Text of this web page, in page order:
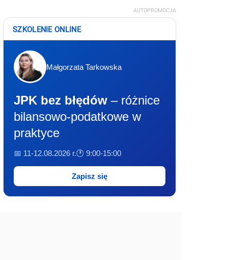
AUTOPROMOCJA
SZKOLENIE ONLINE
Małgorzata Tarkowska
JPK bez błędów – różnice
bilansowo-podatkowe w
praktyce
📅 11-12.08.2026 r.🕐 9:00-15:00
Zapisz się